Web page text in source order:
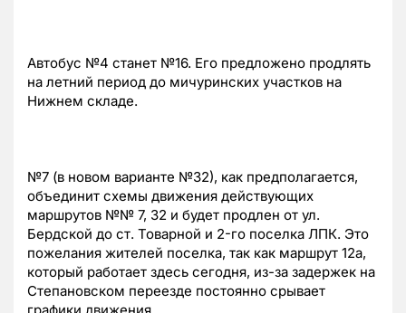
Автобус №4 станет №16. Его предложено продлять
на летний период до мичуринских участков на
Нижнем складе.
№7 (в новом варианте №32), как предполагается,
объединит схемы движения действующих
маршрутов №№ 7, 32 и будет продлен от ул.
Бердской до ст. Товарной и 2-го поселка ЛПК. Это
пожелания жителей поселка, так как маршрут 12а,
который работает здесь сегодня, из-за задержек на
Степановском переезде постоянно срывает